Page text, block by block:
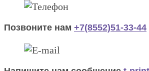
Позвоните нам +7(8552)51-33-44